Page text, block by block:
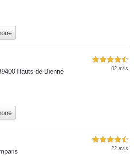
Hauts-de-Bienne
4,5 étoiles sur 5
82 avis
4,5 étoiles sur 5
22 avis